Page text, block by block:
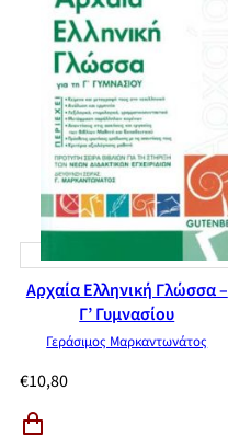
Αρχαία Ελληνική Γλώσσα –
Γ’ Γυμνασίου
Γεράσιμος Μαρκαντωνάτος
€10,80